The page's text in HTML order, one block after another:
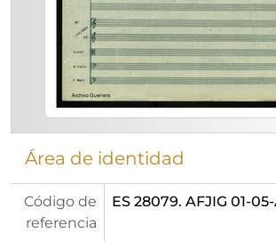
Área de identidad
Código de
referencia
ES 28079. AFJIG 01-